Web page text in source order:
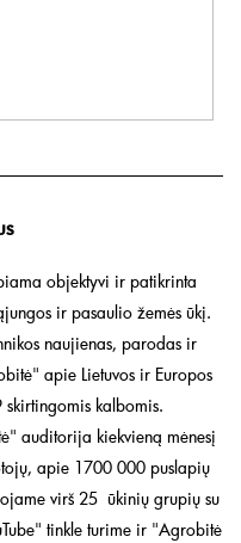
objektyvi ir patikrinta
ir pasaulio žemės ūkį.
naujienas, parodas ir
apie Lietuvos ir Europos
skirtingomis kalbomis.
auditorija kiekvieną mėnesį
apie 1700 000 puslapių
virš 25 ūkinių grupių su
tinkle turime ir "Agrobitė